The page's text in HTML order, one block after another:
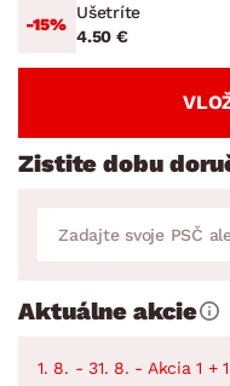
-15%
Ušetríte
4.50 €
Zistite dobu
Aktuálne akcie
1. 8. - 31. 8. - Akcia 1 +